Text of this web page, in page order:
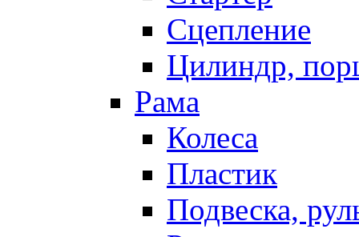
Сцепление
Цилиндр,
Рама
Колеса
Пластик
Подвеска,